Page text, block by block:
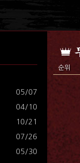
05/07
04/10
10/21
07/26
05/30
순위